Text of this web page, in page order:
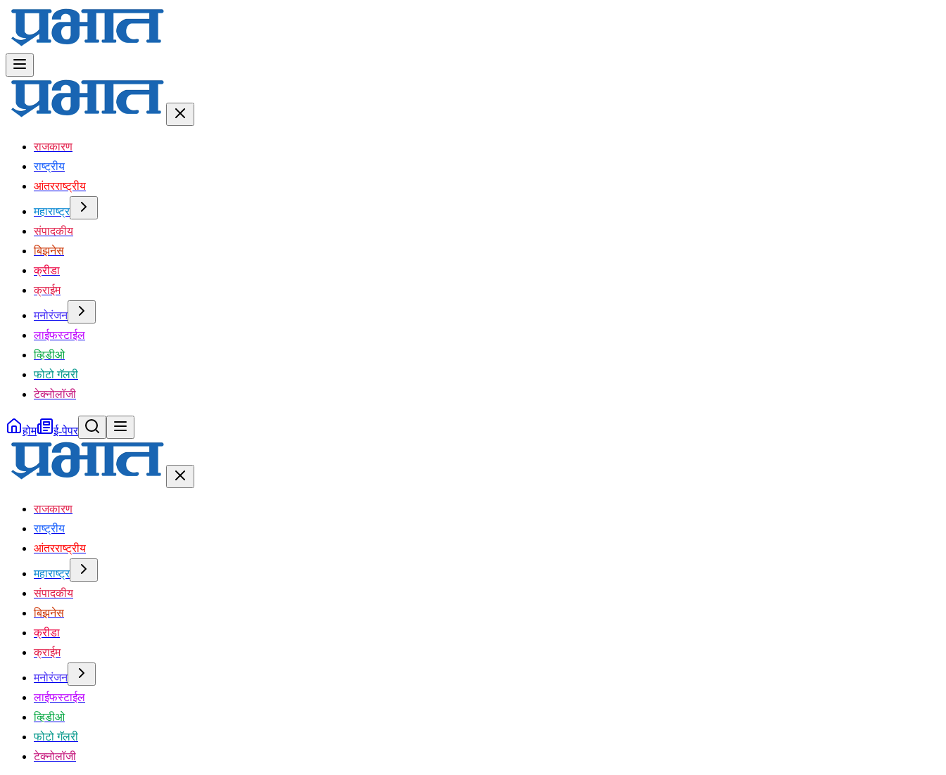
राजकारण
राष्ट्रीय
आंतरराष्ट्रीय
महाराष्ट्र
संपादकीय
बिझनेस
क्रीडा
क्राईम
मनोरंजन
लाईफस्टाईल
व्हिडीओ
फोटो गॅलरी
टेक्नोलॉजी
होम ई-पेपर
राजकारण
राष्ट्रीय
आंतरराष्ट्रीय
महाराष्ट्र
संपादकीय
बिझनेस
क्रीडा
क्राईम
मनोरंजन
लाईफस्टाईल
व्हिडीओ
फोटो गॅलरी
टेक्नोलॉजी